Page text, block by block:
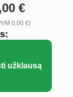
€
0,00 €)
užklausą